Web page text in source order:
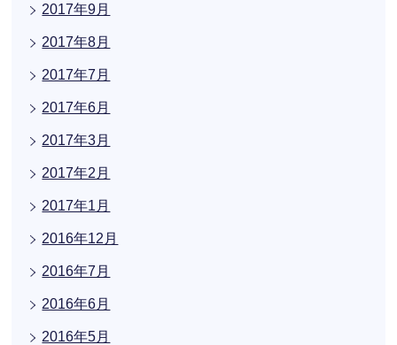
2017年9月
2017年8月
2017年7月
2017年6月
2017年3月
2017年2月
2017年1月
2016年12月
2016年7月
2016年6月
2016年5月